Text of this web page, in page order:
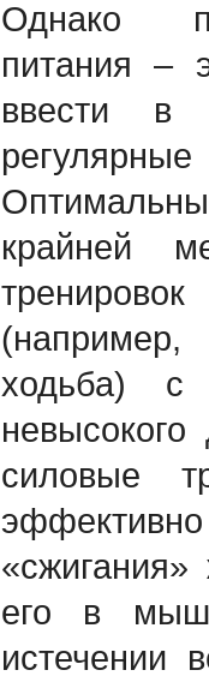
Однако
питания –
ввести в
крайней
ходьба) с
силовые
его в
истечении